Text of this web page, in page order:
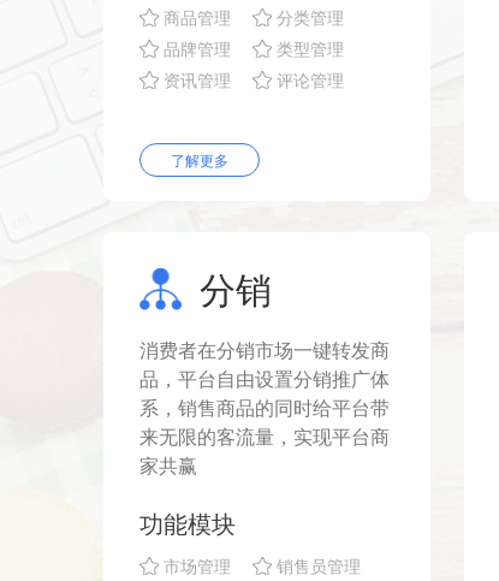
商品管理
分类管理
品牌管理
类型管理
资讯管理
评论管理
了解更多
分销
消费者在分销市场一键转发商
品，平台自由设置分销推广体
系，销售商品的同时给平台带
来无限的客流量，实现平台商
家共赢
功能模块
市场管理
销售员管理